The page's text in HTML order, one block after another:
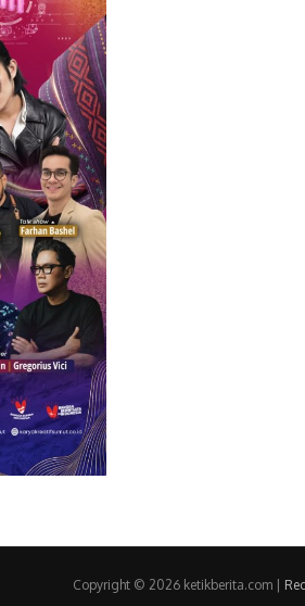
Copyright © 2026 ketikberita.com |